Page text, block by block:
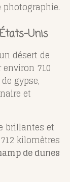
Unis
désert de
710
gypse,
et
brillantes et
kilomètres
de dunes